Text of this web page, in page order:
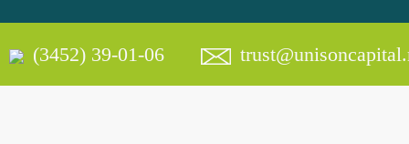
(3452) 39-01-06